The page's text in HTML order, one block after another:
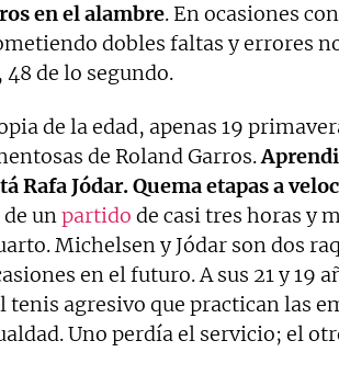
en el alambre. En ocasiones
dobles faltas y errores
de lo segundo.
de la edad, apenas 19
de Roland Garros.
Rafa Jódar. Quema etapas a
de unpartido de casi tres horas y
Michelsen y Jódar son dos
en el futuro. A sus 21 y 19
tenis agresivo que practican las
Uno perdía el servicio; el